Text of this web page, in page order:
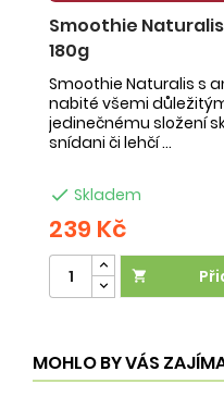
Smoothie
180g
Smoothie Naturalis s
nabité všemi
jedinečnému složení
snídani či lehčí ...
 Skladem
239 Kč

MOHLO BY VÁS